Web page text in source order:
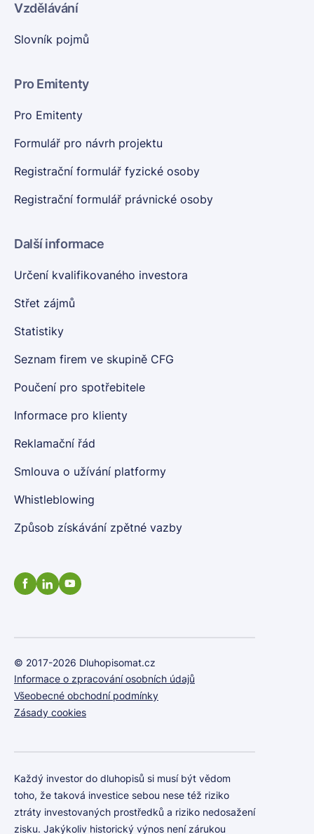
Vzdělávání
Slovník pojmů
Pro Emitenty
Pro Emitenty
Formulář pro návrh projektu
Registrační formulář fyzické osoby
Registrační formulář právnické osoby
Další informace
Určení kvalifikovaného investora
Střet zájmů
Statistiky
Seznam firem ve skupině CFG
Poučení pro spotřebitele
Informace pro klienty
Reklamační řád
Smlouva o užívání platformy
Whistleblowing
Způsob získávání zpětné vazby
© 2017-2026 Dluhopisomat.cz
Informace o zpracování osobních údajů
Všeobecné obchodní podmínky
Zásady cookies
Každý investor do dluhopisů si musí být vědom
toho, že taková investice sebou nese též riziko
ztráty investovaných prostředků a riziko nedosažení
zisku. Jakýkoliv historický výnos není zárukou